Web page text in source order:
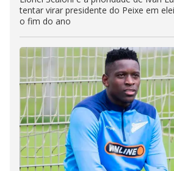
tentar virar presidente do Peixe em
o fim do ano